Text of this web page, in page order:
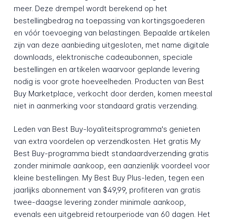
meer. Deze drempel wordt berekend op het
bestellingbedrag na toepassing van kortingsgoederen
en vóór toevoeging van belastingen. Bepaalde artikelen
zijn van deze aanbieding uitgesloten, met name digitale
downloads, elektronische cadeaubonnen, speciale
bestellingen en artikelen waarvoor geplande levering
nodig is voor grote hoeveelheden. Producten van Best
Buy Marketplace, verkocht door derden, komen meestal
niet in aanmerking voor standaard gratis verzending.
Leden van Best Buy-loyaliteitsprogramma's genieten
van extra voordelen op verzendkosten. Het gratis My
Best Buy-programma biedt standaardverzending gratis
zonder minimale aankoop, een aanzienlijk voordeel voor
kleine bestellingen. My Best Buy Plus-leden, tegen een
jaarlijks abonnement van $49,99, profiteren van gratis
twee-daagse levering zonder minimale aankoop,
evenals een uitgebreid retourperiode van 60 dagen. Het